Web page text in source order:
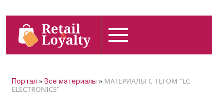
Портал » Все материалы » МАТЕРИАЛЫ С ТЕГОМ "LG
ELECTRONICS"